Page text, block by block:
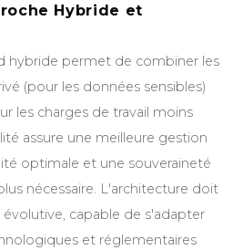
Hybride et
hybride permet de combiner les
(pour les données sensibles)
les charges de travail moins
assure une meilleure gestion
optimale et une souveraineté
nécessaire. L'architecture doit
capable de s'adapter
et réglementaires